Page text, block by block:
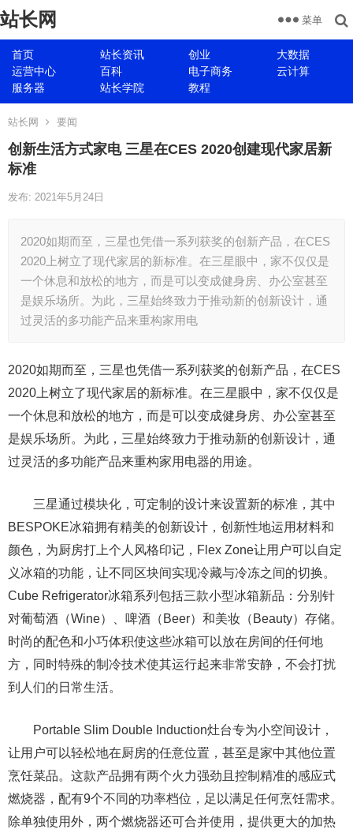
站长网
首页 站长资讯 创业
大数据
运营中心
百科 电子商务
云计算
服务器
站长学院 教程
菜单
站长网 要闻
创新生活方式家电 三星在CES 2020创建现代家居新
标准
发布: 2021年5月24日
2020如期而至，三星也凭借一系列获奖的创新产品，在CES
2020上树立了现代家居的新标准。在三星眼中，家不仅仅是
一个休息和放松的地方，而是可以变成健身房、办公室甚至
是娱乐场所。为此，三星始终致力于推动新的创新设计，通
过灵活的多功能产品来重构家用电
2020如期而至，三星也凭借一系列获奖的创新产品，在CES
2020上树立了现代家居的新标准。在三星眼中，家不仅仅是
一个休息和放松的地方，而是可以变成健身房、办公室甚至
是娱乐场所。为此，三星始终致力于推动新的创新设计，通
过灵活的多功能产品来重构家用电器的用途。
三星通过模块化，可定制的设计来设置新的标准，其中
BESPOKE冰箱拥有精美的创新设计，创新性地运用材料和
颜色，为厨房打上个人风格印记，Flex Zone让用户可以自定
义冰箱的功能，让不同区块间实现冷藏与冷冻之间的切换。
Cube Refrigerator冰箱系列包括三款小型冰箱新品：分别针
对葡萄酒（Wine）、啤酒（Beer）和美妆（Beauty）存储。
时尚的配色和小巧体积使这些冰箱可以放在房间的任何地
方，同时特殊的制冷技术使其运行起来非常安静，不会打扰
到人们的日常生活。
Portable Slim Double Induction灶台专为小空间设计，
让用户可以轻松地在厨房的任意位置，甚至是家中其他位置
烹饪菜品。这款产品拥有两个火力强劲且控制精准的感应式
燃烧器，配有9个不同的功率档位，足以满足任何烹饪需求。
除单独使用外，两个燃烧器还可合并使用，提供更大的加热